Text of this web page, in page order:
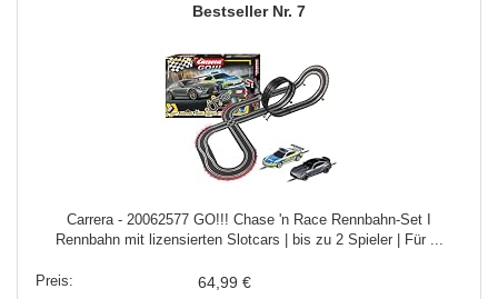
7
Carrera - 20062577 GO!!! Chase 'n Race Rennbahn-Set I
Rennbahn mit lizensierten Slotcars | bis zu 2 Spieler | Für ...
64,99 €